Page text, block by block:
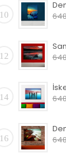
10
12
14
16